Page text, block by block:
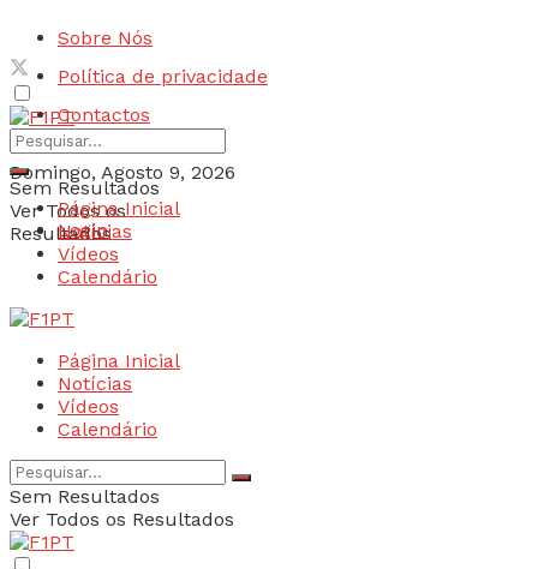
Sobre Nós
Política de privacidade
Contactos
Domingo, Agosto 9, 2026
Login
Sem Resultados
Ver Todos os
Resultados
Página Inicial
Notícias
Vídeos
Calendário
Página Inicial
Notícias
Vídeos
Calendário
Sem Resultados
Ver Todos os Resultados